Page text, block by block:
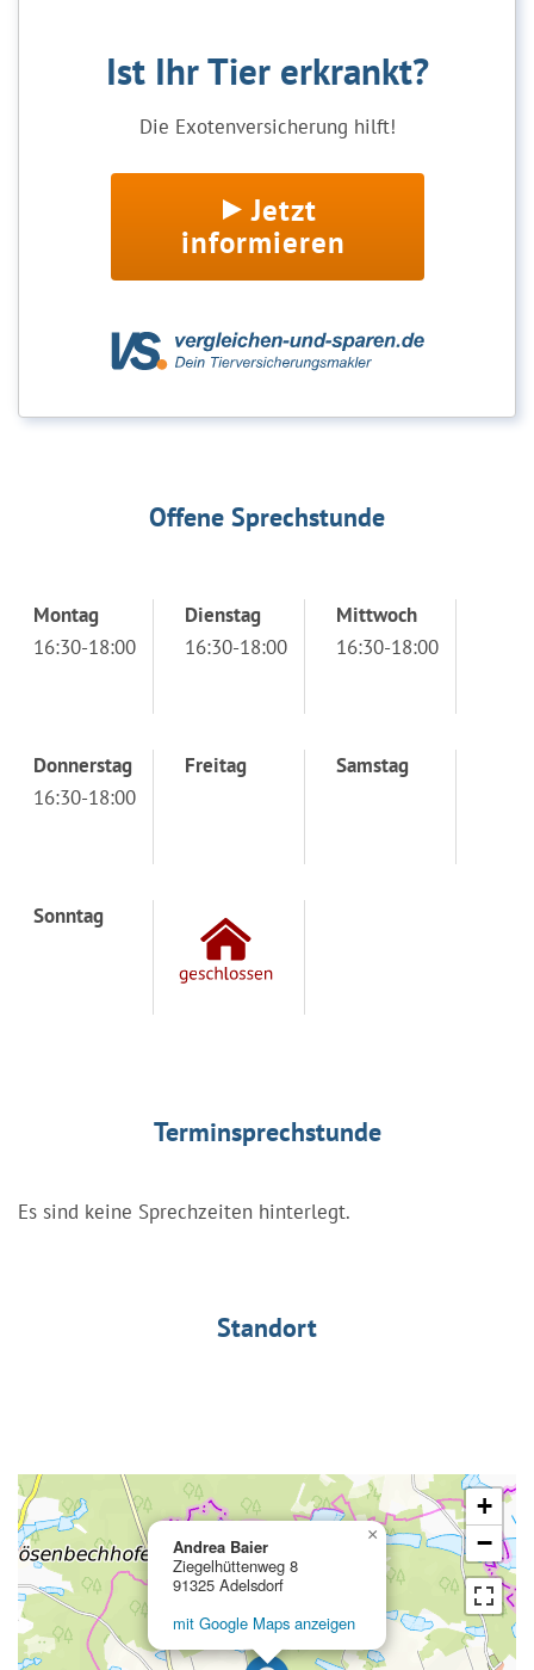
Ist Ihr Tier erkrankt?
Die Exotenversicherung hilft!
Jetzt
informieren
Offene Sprechstunde
Montag
16:30-18:00
Dienstag
16:30-18:00
Mittwoch
16:30-18:00
Donnerstag
16:30-18:00
Freitag Samstag
Sonntag
Terminsprechstunde
Es sind keine Sprechzeiten hinterlegt.
Standort
Andrea Baier
Ziegelhüttenweg 8
91325 Adelsdorf
mit Google Maps anzeigen
×
+
−